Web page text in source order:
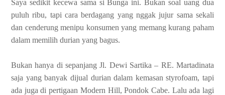
Saya sedikit kecewa sama si Bunga ini. Bukan soal uang dua
puluh ribu, tapi cara berdagang yang nggak jujur sama sekali
dan cenderung menipu konsumen yang memang kurang paham
dalam memilih durian yang bagus.
Bukan hanya di sepanjang Jl. Dewi Sartika – RE. Martadinata
saja yang banyak dijual durian dalam kemasan styrofoam, tapi
ada juga di pertigaan Modern Hill, Pondok Cabe. Lalu ada lagi